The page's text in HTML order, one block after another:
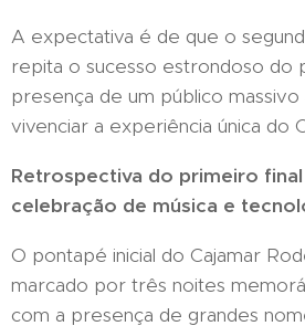
A expectativa é de que o
repita o sucesso estrondoso do
presença de um público massivo
vivenciar a experiência única do
Retrospectiva do primeiro final
celebração de música e
O pontapé inicial do Cajamar
marcado por três noites
com a presença de grandes